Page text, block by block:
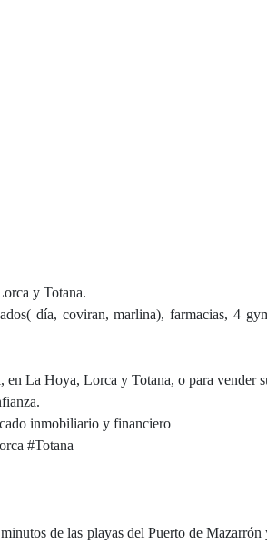
y Totana.
día, coviran, marlina), farmacias, 4
La Hoya, Lorca y Totana, o para vender
inmobiliario y financiero
#Totana
de las playas del Puerto de Mazarrón